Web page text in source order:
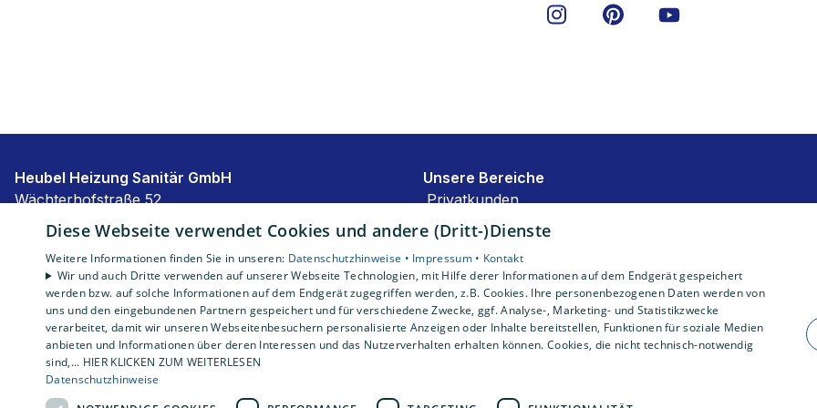
Heubel Heizung Sanitär GmbH
Wächterhofstraße 52
85635 Höhenkirchen
Tel.: 08102 8055555
Impressum
Barrierefreiheitserklärung
Datenschutzerklärung
AGB
Unsere Bereiche
Privatkunden
Karriere
Unternehmen
Kontakt
Diese Webseite verwendet Cookies und andere (Dritt-)Dienste
Weitere Informationen finden Sie in unseren: Datenschutzhinweise • Impressum • Kontakt
Wir und auch Dritte verwenden auf unserer Webseite Technologien, mit Hilfe derer Informationen auf dem Endgerät gespeichert
werden bzw. auf solche Informationen auf dem Endgerät zugegriffen werden, z.B. Cookies. Ihre personenbezogenen Daten werden von
uns und den eingebundenen Partnern gespeichert und für verschiedene Zwecke, ggf. Analyse-, Marketing- und Statistikzwecke
verarbeitet, damit wir unseren Webseitenbesuchern personalisierte Anzeigen oder Inhalte bereitstellen, Funktionen für soziale Medien
anbieten und Informationen über deren Interessen und das Nutzerverhalten erhalten können. Cookies, die nicht technisch-notwendig
sind,... HIER KLICKEN ZUM WEITERLESEN
Datenschutzhinweise